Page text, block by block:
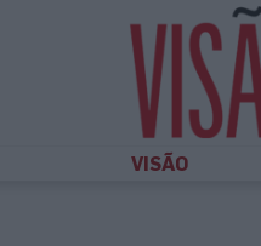
VISÃO